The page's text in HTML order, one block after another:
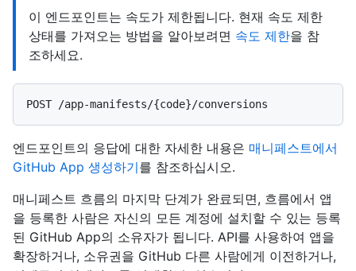
이 엔드포인트는 속도가 제한됩니다. 현재 속도 제한
상태를 가져오는 방법을 알아보려면 속도 제한을 참
조하세요.
엔드포인트의 응답에 대한 자세한 내용은 매니페스트에서
GitHub App 생성하기를 참조하십시오.
매니페스트 흐름의 마지막 단계가 완료되면, 흐름에서 앱
을 등록한 사람은 자신의 모든 계정에 설치할 수 있는 등록
된 GitHub App의 소유자가 됩니다. API를 사용하여 앱을
확장하거나, 소유권을 GitHub 다른 사람에게 이전하거나,